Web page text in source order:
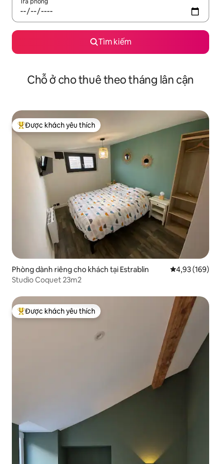
Tìm kiếm
Chỗ ở cho thuê theo tháng lân cận
Được khách yêu thích nhất
Được khách yêu thích
Phòng dành riêng cho khách tại Estrablin Xếp hạng
4,93 (169)
Studio Coquet 23m2
Được khách yêu thích nhất
Được khách yêu thích